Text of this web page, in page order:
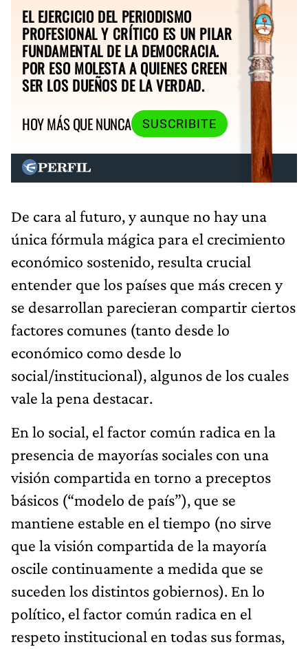
EL EJERCICIO DEL PERIODISMO
PROFESIONAL Y CRÍTICO ES UN PILAR
FUNDAMENTAL DE LA DEMOCRACIA.
POR ESO MOLESTA A QUIENES CREEN
SER LOS DUEÑOS DE LA VERDAD.
HOY MÁS QUE NUNCA
SUSCRIBITE
De cara al futuro, y aunque no hay una
única fórmula mágica para el crecimiento
económico sostenido, resulta crucial
entender que los países que más crecen y
se desarrollan parecieran compartir ciertos
factores comunes (tanto desde lo
económico como desde lo
social/institucional), algunos de los cuales
vale la pena destacar.
En lo social, el factor común radica en la
presencia de mayorías sociales con una
visión compartida en torno a preceptos
básicos (“modelo de país”), que se
mantiene estable en el tiempo (no sirve
que la visión compartida de la mayoría
oscile continuamente a medida que se
suceden los distintos gobiernos). En lo
político, el factor común radica en el
respeto institucional en todas sus formas,